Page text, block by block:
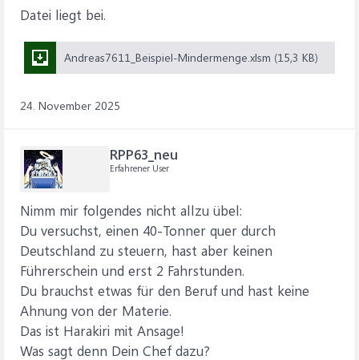
Datei liegt bei.
Andreas7611_Beispiel-Mindermenge.xlsm (15,3 KB)
24. November 2025
RPP63_neu
Erfahrener User
Nimm mir folgendes nicht allzu übel:
Du versuchst, einen 40-Tonner quer durch
Deutschland zu steuern, hast aber keinen
Führerschein und erst 2 Fahrstunden.
Du brauchst etwas für den Beruf und hast keine
Ahnung von der Materie.
Das ist Harakiri mit Ansage!
Was sagt denn Dein Chef dazu?